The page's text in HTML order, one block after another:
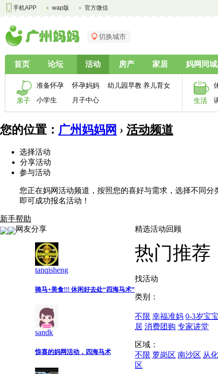
手机APP wap版 官方微信
切换城市
首页 论坛 活动 房产 家居 妈网同
亲子
准备怀孕 怀孕妈妈 幼儿园早教 养儿育女
小学生
月子中心 生活
您的位置： 广州妈妈网 › 活动频道
选择活动
分享活动
参与活动
您正在妈网活动频道，按照您的喜好与需求，选择不同
即可成功报名活动！
新手帮助
网友分享
tanqisheng
骑马+美食!!! 休闲好去处“四海马术”
sandk
惊喜的妈网活动，四海马术
精选活动回顾
热门推荐
找活动
类别：
不限 幸福准妈 0-3岁宝
居 消费团购 专家讲堂
区域：
不限 萝岗区 南沙区 从
区